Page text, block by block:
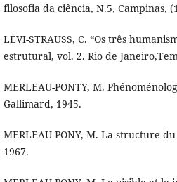
filosofia da ciência, N.5, Campinas,
LÉVI-STRAUSS, C. “Os três
estrutural, vol. 2. Rio de
MERLEAU-PONTY, M.
Gallimard, 1945.
MERLEAU-PONY, M. La structure
1967.